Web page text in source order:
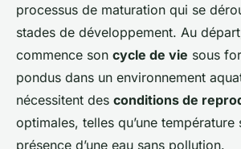
processus de maturation qui se
stades de développement. Au
commence son cycle de vie sous
pondus dans un environnement
nécessitent des conditions de
optimales, telles qu’une température
présence d’une eau sans pollution.